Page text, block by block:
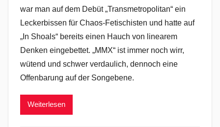
war man auf dem Debüt „Transmetropolitan“ ein
Leckerbissen für Chaos-Fetischisten und hatte auf
„In Shoals“ bereits einen Hauch von linearem
Denken eingebettet. „MMX“ ist immer noch wirr,
wütend und schwer verdaulich, dennoch eine
Offenbarung auf der Songebene.
Weiterlesen